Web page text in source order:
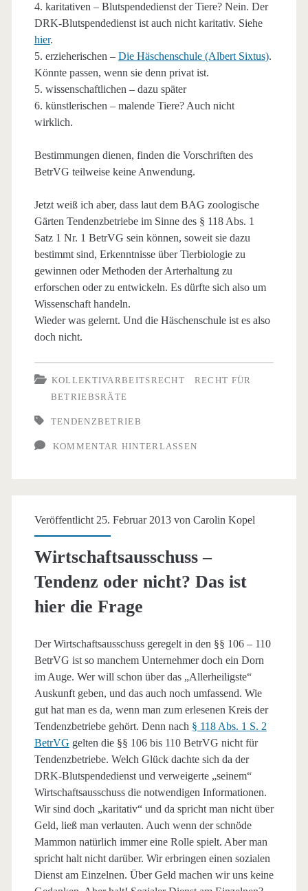
4. karitativen – Blutspendedienst der Tiere? Nein. Der
DRK-Blutspendedienst ist auch nicht karitativ. Siehe
hier.
5. erzieherischen – Die Häschenschule (Albert Sixtus).
Könnte passen, wenn sie denn privat ist.
5. wissenschaftlichen – dazu später
6. künstlerischen – malende Tiere? Auch nicht
wirklich.
Bestimmungen dienen, finden die Vorschriften des
BetrVG teilweise keine Anwendung.
Jetzt weiß ich aber, dass laut dem BAG zoologische
Gärten Tendenzbetriebe im Sinne des § 118 Abs. 1
Satz 1 Nr. 1 BetrVG sein können, soweit sie dazu
bestimmt sind, Erkenntnisse über Tierbiologie zu
gewinnen oder Methoden der Arterhaltung zu
erforschen oder zu entwickeln. Es dürfte sich also um
Wissenschaft handeln.
Wieder was gelernt. Und die Häschenschule ist es also
doch nicht.
KOLLEKTIVARBEITSRECHT
RECHT FÜR
BETRIEBSRÄTE
TENDENZBETRIEB
KOMMENTAR HINTERLASSEN
Veröffentlicht 25. Februar 2013 von Carolin Kopel
Wirtschaftsausschuss –
Tendenz oder nicht? Das ist
hier die Frage
Der Wirtschaftsausschuss geregelt in den §§ 106 – 110
BetrVG ist so manchem Unternehmer doch ein Dorn
im Auge. Wer will schon über das „Allerheiligste“
Auskunft geben, und das auch noch umfassend. Wie
gut hat man es da, wenn man zum erlesenen Kreis der
Tendenzbetriebe gehört. Denn nach § 118 Abs. 1 S. 2
BetrVG gelten die §§ 106 bis 110 BetrVG nicht für
Tendenzbetriebe. Welch Glück dachte sich da der
DRK-Blutspendedienst und verweigerte „seinem“
Wirtschaftsausschuss die notwendigen Informationen.
Wir sind doch „karitativ“ und da spricht man nicht über
Geld, ließ man verlauten. Auch wenn der schnöde
Mammon natürlich immer eine Rolle spielt. Aber man
spricht halt nicht darüber. Wir erbringen einen sozialen
Dienst am Einzelnen. Über Geld machen wir uns keine